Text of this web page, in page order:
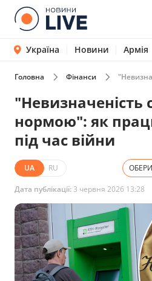
Україна Новини Армія
Головна Фінанси
"Невизначеність
нормою": як
під час війни
UA RU
Дата публікації: 3 червня 2026 13:28